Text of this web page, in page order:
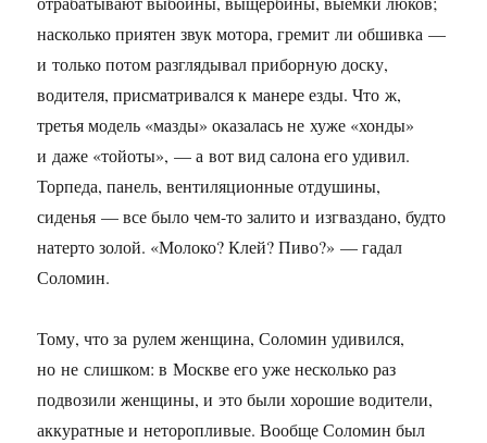
насколько приятен звук мотора, гремит ли обшивка —
и только потом разглядывал приборную доску,
водителя, присматривался к манере езды. Что ж,
третья модель «мазды» оказалась не хуже «хонды»
и даже «тойоты», — а вот вид салона его удивил.
Торпеда, панель, вентиляционные отдушины,
сиденья — все было чем-то залито и изгваздано, будто
натерто золой. «Молоко? Клей? Пиво?» — гадал
Соломин.
Тому, что за рулем женщина, Соломин удивился,
но не слишком: в Москве его уже несколько раз
подвозили женщины, и это были хорошие водители,
аккуратные и неторопливые. Вообще Соломин был